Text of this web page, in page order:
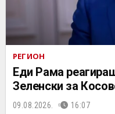
РЕГИОН
Еди Рама
Зеленски за
09.08.2026. 16:07